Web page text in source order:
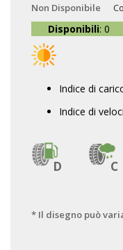
Non Disponibile
Disponibili: 0
Indice di
Indice di
D C
* Il disegno può
immagini